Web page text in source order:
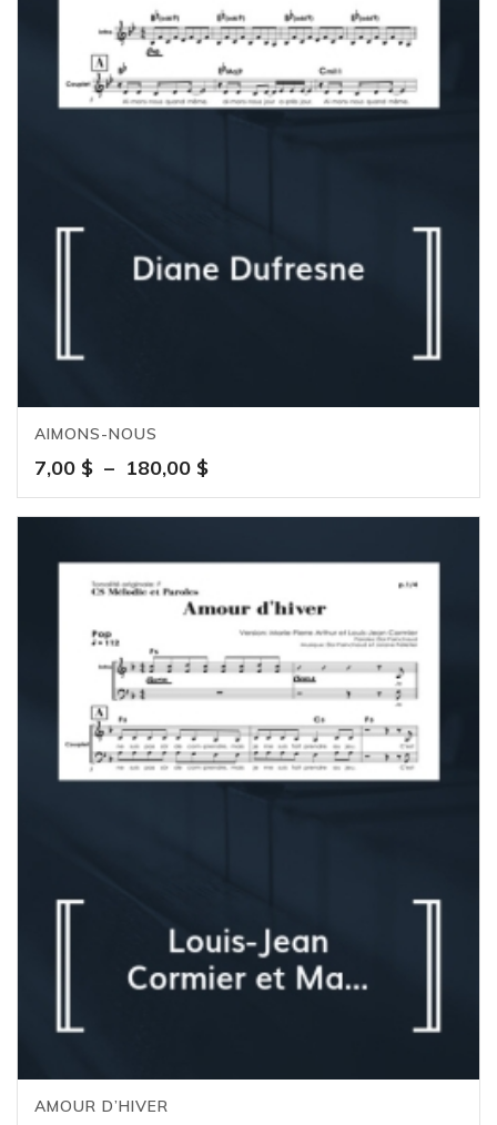
AIMONS-NOUS
7,00 $ – 180,00 $Plage
de
prix :
à
180,00 $
AMOUR D’HIVER